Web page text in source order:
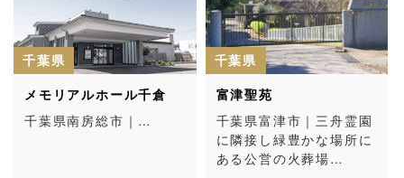
千葉県
メモリアルホール千倉
千葉県南房総市｜…
千葉県
富津聖苑
千葉県富津市｜三舟霊園
に隣接し緑豊かな場所に
ある公営の火葬場…